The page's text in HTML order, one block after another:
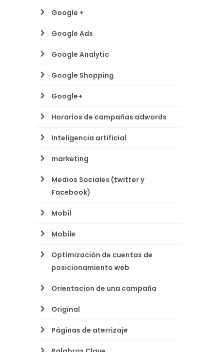
Google +
Google Ads
Google Analytic
Google Shopping
Google+
Horarios de campañas adwords
Inteligencia artificial
marketing
Medios Sociales (twitter y
Facebook)
Mobil
Mobile
Optimización de cuentas de
posicionamiento web
Orientacion de una campaña
Original
Páginas de aterrizaje